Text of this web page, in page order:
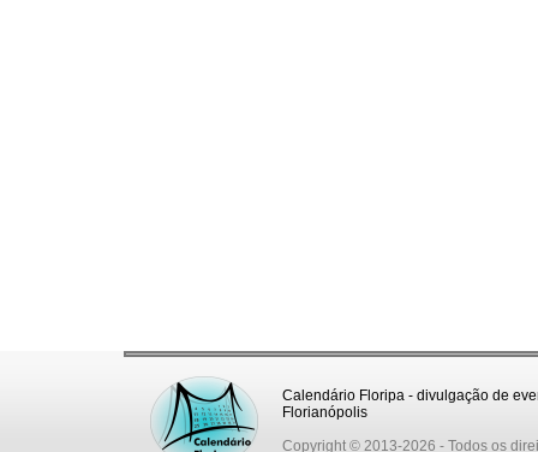
Calendário Floripa - divulgação de
Florianópolis
Copyright © 2013-2026 - Todos os